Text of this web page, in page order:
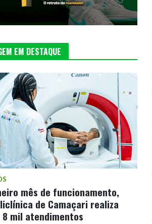
EM DESTAQUE
mês de funcionamento,
de Camaçari realiza
8 mil atendimentos